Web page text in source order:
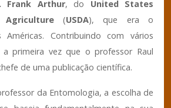
Frank Arthur, do United States
(USDA), que era o
Américas. Contribuindo com vários
primeira vez que o professor Raul
de uma publicação científica.
da Entomologia, a escolha de